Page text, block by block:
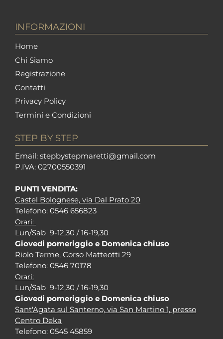
INFORMAZIONI
Home
Chi Siamo
Registrazione
Contatti
Privacy Policy
Termini e Condizioni
STEP BY STEP
Email: stepbystepmaretti@gmail.com
P.IVA: 02700550391
PUNTI VENDITA:
Castel Bolognese, via Dal Prato 20
Telefono: 0546 656823
Orari:
Lun/Sab 9-12,30 / 16-19,30
Giovedi pomeriggio e Domenica chiuso
Riolo Terme, Corso Matteotti 29
Telefono: 0546 70178
Orari:
Lun/Sab 9-12,30 / 16-19,30
Giovedi pomeriggio e Domenica chiuso
Sant'Agata sul Santerno, via San Martino 1, presso
Centro Deka
Telefono: 0545 45859